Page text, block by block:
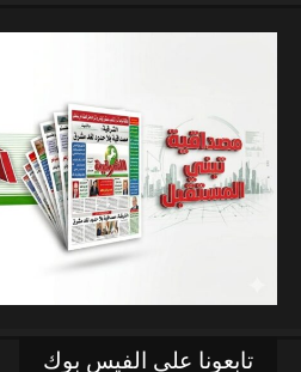
تابعونا علي الفيس بوك